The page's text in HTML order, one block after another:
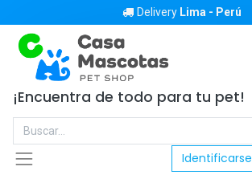
Delivery Lima - Perú
¡Encuentra de todo para tu pet!
Identificarse